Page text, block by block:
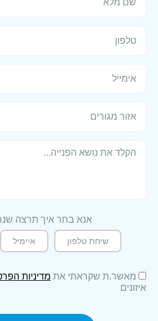
אנא בחר איך תרצה
שיחת טלפון איימיל
מאשר.ת שקראתי את מדיניות
איזונים